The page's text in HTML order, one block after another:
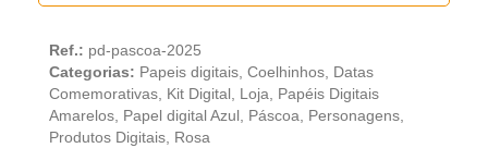
Ref.: pd-pascoa-2025
Categorias: Papeis digitais Coelhinhos Datas
Comemorativas Kit Digital Loja
Papéis Digitais
Amarelos Papel digital Azul Páscoa Personagens
Produtos Digitais Rosa